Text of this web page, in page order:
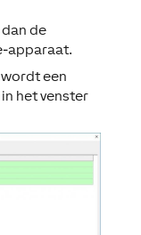
de
apparaat.
een
het venster